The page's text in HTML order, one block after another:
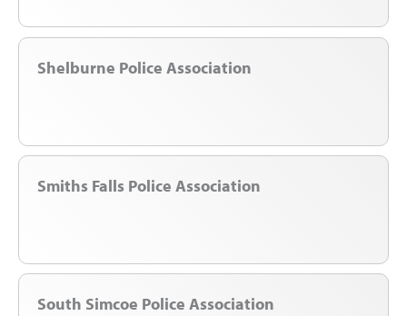
Shelburne Police Association
Smiths Falls Police Association
South Simcoe Police Association